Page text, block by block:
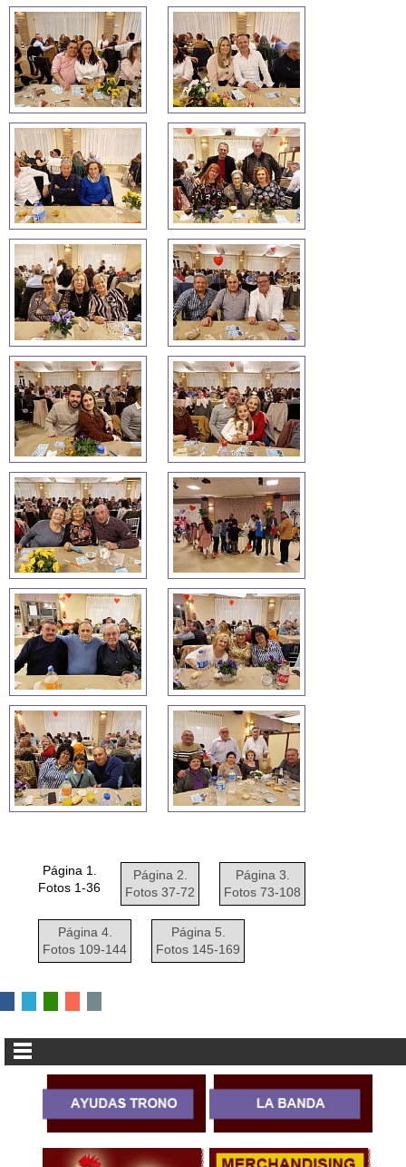
Página 1.
Fotos 1-36
Página 2.
Fotos 37-72
Página 3.
Fotos 73-108
Página 4.
Fotos 109-144
Página 5.
Fotos 145-169